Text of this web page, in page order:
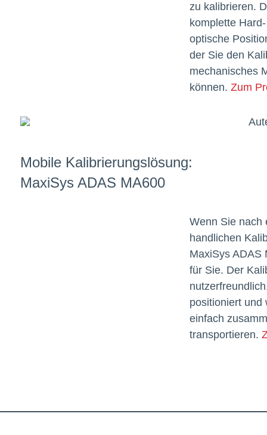
zu kalibrieren.
komplette
optische
der Sie den
mechanisches
können.Zum
Mobile Kalibrierungslösung:
MaxiSys ADAS MA600
Wenn Sie nach
handlichen
MaxiSys ADAS
für Sie. Der
positioniert und
einfach
transportieren.